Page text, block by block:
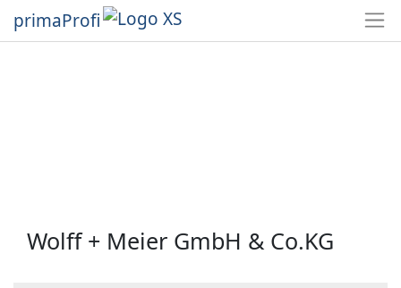
primaProfi
Wolff + Meier GmbH & Co.KG